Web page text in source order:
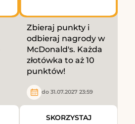
Zbieraj punkty i
odbieraj nagrody w
McDonald's. Każda
złotówka to aż 10
punktów!
do 31.07.2027 23:59
SKORZYSTAJ